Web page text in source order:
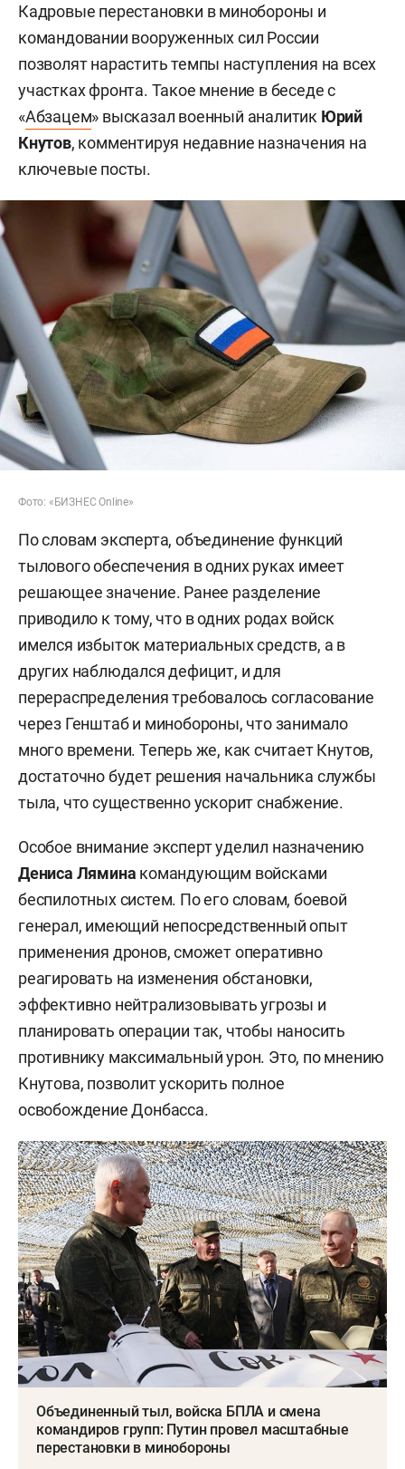
Кадровые перестановки в минобороны и
командовании вооруженных сил России
позволят нарастить темпы наступления на всех
участках фронта. Такое мнение в беседе с
«Абзацем» высказал военный аналитик Юрий
Кнутов, комментируя недавние назначения на
ключевые посты.
Фото: «БИЗНЕС Online»
По словам эксперта, объединение функций
тылового обеспечения в одних руках имеет
решающее значение. Ранее разделение
приводило к тому, что в одних родах войск
имелся избыток материальных средств, а в
других наблюдался дефицит, и для
перераспределения требовалось согласование
через Генштаб и минобороны, что занимало
много времени. Теперь же, как считает Кнутов,
достаточно будет решения начальника службы
тыла, что существенно ускорит снабжение.
Особое внимание эксперт уделил назначению
Дениса Лямина командующим войсками
беспилотных систем. По его словам, боевой
генерал, имеющий непосредственный опыт
применения дронов, сможет оперативно
реагировать на изменения обстановки,
эффективно нейтрализовывать угрозы и
планировать операции так, чтобы наносить
противнику максимальный урон. Это, по мнению
Кнутова, позволит ускорить полное
освобождение Донбасса.
Объединенный тыл, войска БПЛА и смена
командиров групп: Путин провел масштабные
перестановки в минобороны